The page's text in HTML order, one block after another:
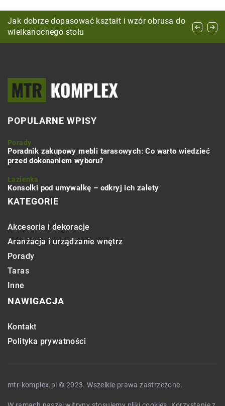
Jakie baterie łazienkowe kupić?
Jak dobrze dopasować kształt i wzór obrusa do
wielkanocnego stołu
Jak wybrać odpowiedni system wentylacyjny
dla twojego kominka?
POPULARNE WPISY
Porady
Poradnik zakupowy mebli tarasowych: Co warto wiedzieć
przed dokonaniem wyboru?
Łazienka
Konsolki pod umywalkę – odkryj ich zalety
KATEGORIE
Akcesoria i dekoracje
Aranżacja i urządzanie wnętrz
Porady
Taras
Inne
NAWIGACJA
Kontakt
Polityka prywatności
mtr-komplex.pl © 2023. Wszelkie prawa zastrzeżone.